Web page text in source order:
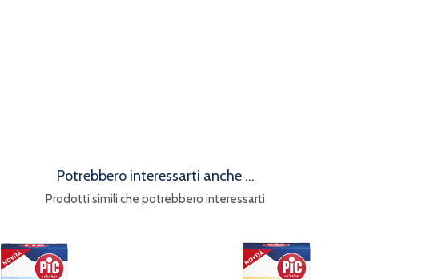
Potrebbero interessarti anche ...
Prodotti simili che potrebbero interessarti